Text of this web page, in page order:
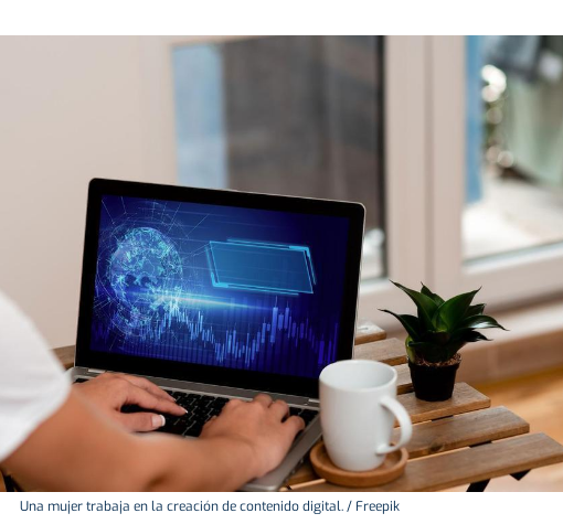
Una mujer trabaja en la creación de contenido digital. / Freepik